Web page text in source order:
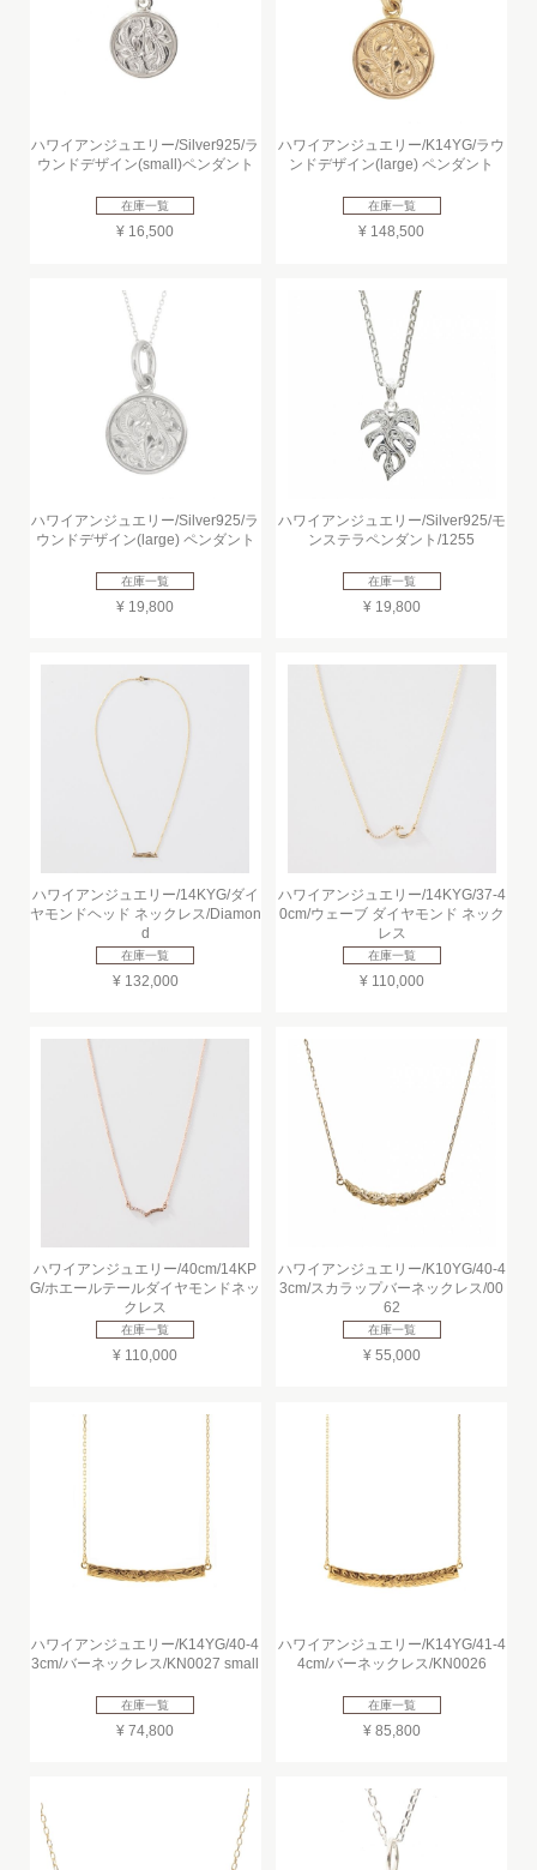
ハワイアンジュエリー/Silver925/ラ
ウンドデザイン(small)ペンダント
在庫一覧
¥ 16,500
ハワイアンジュエリー/K14YG/ラウ
ンドデザイン(large) ペンダント
在庫一覧
¥ 148,500
ハワイアンジュエリー/Silver925/ラ
ウンドデザイン(large) ペンダント
在庫一覧
¥ 19,800
ハワイアンジュエリー/Silver925/モ
ンステラペンダント/1255
在庫一覧
¥ 19,800
ハワイアンジュエリー/14KYG/ダイ
ヤモンドヘッド ネックレス/Diamon
d
在庫一覧
¥ 132,000
ハワイアンジュエリー/14KYG/37-4
0cm/ウェーブ ダイヤモンド ネック
レス
在庫一覧
¥ 110,000
ハワイアンジュエリー/40cm/14KP
G/ホエールテールダイヤモンドネッ
クレス
在庫一覧
¥ 110,000
ハワイアンジュエリー/K10YG/40-4
3cm/スカラップバーネックレス/00
62
在庫一覧
¥ 55,000
ハワイアンジュエリー/K14YG/40-4
3cm/バーネックレス/KN0027 small
在庫一覧
¥ 74,800
ハワイアンジュエリー/K14YG/41-4
4cm/バーネックレス/KN0026
在庫一覧
¥ 85,800